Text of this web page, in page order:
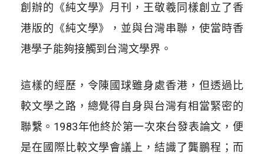
創辦的《純文學》月刊，王敬羲同樣創立了香
港版的《純文學》，並與台灣串聯，使當時香
港學子能夠接觸到台灣文學界。
這樣的經歷，令陳國球雖身處香港，但透過比
較文學之路，總覺得自身與台灣有相當緊密的
聯繫。1983年他終於第一次來台發表論文，便
是在國際比較文學會議上，結識了龔鵬程；而